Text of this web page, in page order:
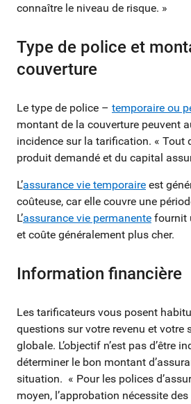
connaître le niveau de risque. »
Type de police et
couverture
Le type de police – temporaire ou
montant de la couverture peuvent
incidence sur la tarification. « Tout
produit demandé et du capital
L’assurance vie temporaire est
coûteuse, car elle couvre une
L’assurance vie permanente fournit
et coûte généralement plus cher.
Information financière
Les tarificateurs vous posent
questions sur votre revenu et votre
globale. L’objectif n’est pas d’être
déterminer le bon montant
situation. « Pour les polices
moyen, l’approbation nécessite